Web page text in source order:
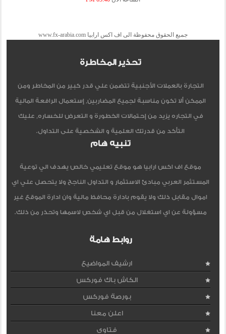
جميع الحقوق محفوظة الى اف اكس ارابيا www.fx-arabia.com
تحذير المخاطرة
التجارة بالعملات الأجنبية تتضمن علي قدر كبير من المخاطر ومن
الممكن ألا تكون مناسبة لجميع المضاربين, إستعمال الرافعة المالية
في التجاره يزيد من إحتمالات الخطورة و التعرض للخساره, عليك
التأكد من قدرتك العلمية و الشخصية على التداول.
تنبيه هام
موقع اف اكس ارابيا هو موقع تعليمي خالص يهدف الي توعية
المستثمر العربي مبادئ الاستثمار و التداول الناجح ولا يتحصل علي اي
اموال مقابل ذلك ولا يقوم بادارة محافظ مالية وان ادارة الموقع غير
مسؤولة عن اي استغلال من قبل اي شخص لاسمها وتحذر من ذلك.
روابط هامة
ارشيف المواضيع
الكاش باك فوركس
بورصة فوركس
اعلن معنا
فتاوى